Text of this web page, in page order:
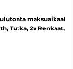
maksuaikaa!
Tutka, 2x Renkaat,